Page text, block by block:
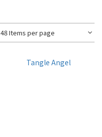
48 Items per page